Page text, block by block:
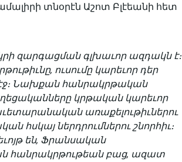
տնօրէն Աշոտ Բլէեանի հետ
զարգացման գլխա­ւոր ազդակն է։
ուսումը կարեւոր դեր
Նախքան հանրակրթական
կրթական կարեւոր
առաքելութիւներու
հսկայ ներդրումներու շնորհիւ։
են, Ֆրանսական
հանրակրթութեան բաց, ազատ